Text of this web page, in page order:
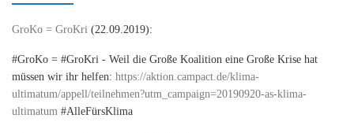
GroKo = GroKri (22.09.2019):
#GroKo = #GroKri - Weil die Große Koalition eine Große Krise hat
müssen wir ihr helfen: https://aktion.campact.de/klima-
ultimatum/appell/teilnehmen?utm_campaign=20190920-as-klima-
ultimatum #AlleFürsKlima